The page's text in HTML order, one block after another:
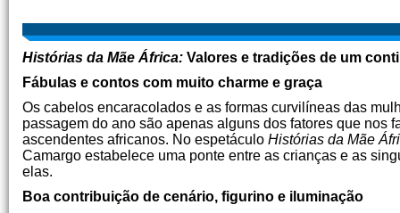
Histórias da Mãe África: Valores e tradições de um
Fábulas e contos com muito charme e graça
Os cabelos encaracolados e as formas curvilíneas das
passagem do ano são apenas alguns dos fatores que nos
ascendentes africanos. No espetáculo Histórias da Mãe
Camargo estabelece uma ponte entre as crianças e as
elas.
Boa contribuição de cenário, figurino e iluminação